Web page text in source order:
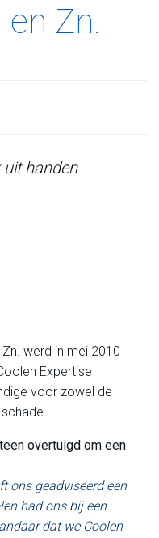
en Zn.
uit handen
werd in mei 2010
Expertise
voor zowel de
overtuigd om een
ons geadviseerd een
had ons bij een
dat we Coolen